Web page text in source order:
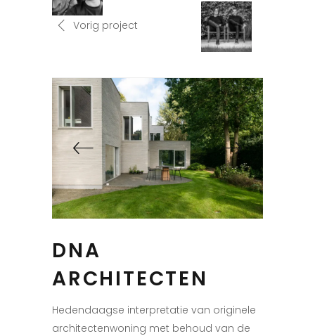
Vorig project
DNA
ARCHITECTEN
Hedendaagse interpretatie van originele
architectenwoning met behoud van de